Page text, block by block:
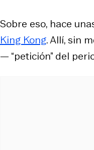
Sobre eso, hace
King Kong. Allí, sin
— “petición” del